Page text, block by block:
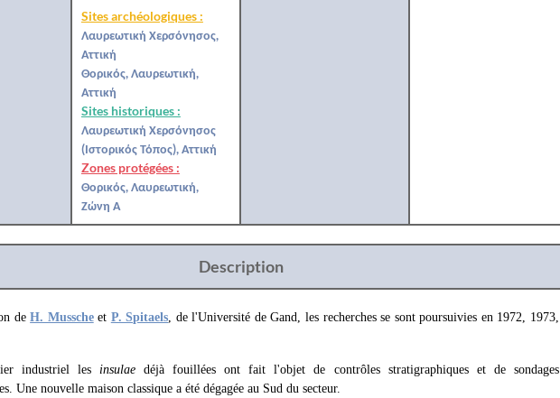
Sites archéologiques :
Λαυρεωτική Χερσόνησος,
Αττική
Θορικός, Λαυρεωτική,
Αττική
Sites historiques :
Λαυρεωτική Χερσόνησος
(Ιστορικός Τόπος), Αττική
Zones protégées :
Θορικός, Λαυρεωτική,
Ζώνη Α
Description
deH. Musscheet P. Spitaels, de l'Université de Gand, les recherches se sont poursuivies en 1972, 1973,
industriel lesinsulaedéjà fouillées ont fait l'objet de contrôles stratigraphiques et de sondages
Une nouvelle maison classique a été dégagée au Sud du secteur.